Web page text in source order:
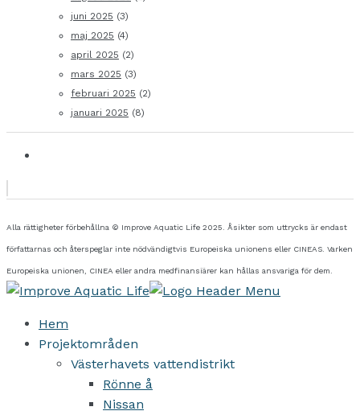
juni 2025 (3)
maj 2025 (4)
april 2025 (2)
mars 2025 (3)
februari 2025 (2)
januari 2025 (8)
Alla rättigheter förbehållna © Improve Aquatic Life 2025. Åsikter som uttrycks är endast
författarnas och återspeglar inte nödvändigtvis Europeiska unionens eller CINEAS. Varken
Europeiska unionen, CINEA eller andra medfinansiärer kan hållas ansvariga för dem.
Hem
Projektområden
Västerhavets vattendistrikt
Rönne å
Nissan